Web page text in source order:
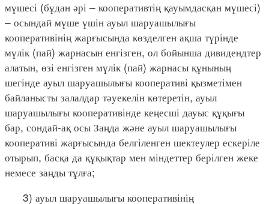
мүшесі (бұдан әрі – кооперативтің қауымдасқан мүшесі)
– осындай мүше үшін ауыл шаруашылығы
кооперативінің жарғысында көзделген ақша түрінде
мүлік (пай) жарнасын енгізген, ол бойынша дивидендтер
алатын, өзі енгізген мүлік (пай) жарнасы құнының
шегінде ауыл шаруашылығы кооперативі қызметімен
байланысты залалдар тәуекелін көтеретін, ауыл
шаруашылығы кооперативінде кеңесші дауыс құқығы
бар, сондай-ақ осы Заңда және ауыл шаруашылығы
кооперативі жарғысында белгіленген шектеулер ескеріле
отырып, басқа да құқықтар мен міндеттер берілген жеке
немесе заңды тұлға;
3) ауыл шаруашылығы кооперативінің